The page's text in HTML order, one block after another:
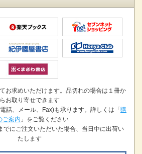
お求めいただけます。品切れの場合は１冊か
らお取り寄せできます
話、メール、Fax)も承ります。詳しくは「 購
ご案内 」をご覧ください
にご注文いただいた場合、当日中に出荷い
たします